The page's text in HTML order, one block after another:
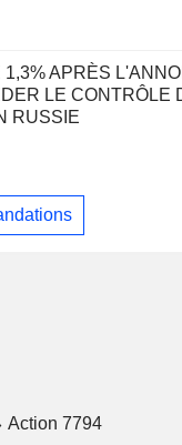
1,3% APRÈS
LE CONTRÔLE
RUSSIE
Action 7794